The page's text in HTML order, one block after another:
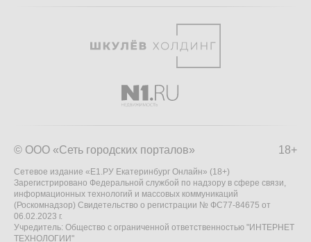
18+
© ООО «Сеть городских порталов»
Сетевое издание «Е1.РУ Екатеринбург Онлайн» (18+)
Зарегистрировано Федеральной службой по надзору в сфере связи,
информационных технологий и массовых коммуникаций
(Роскомнадзор) Свидетельство о регистрации № ФС77-84675 от
06.02.2023 г.
Учредитель: Общество с ограниченной ответственностью "ИНТЕРНЕТ
ТЕХНОЛОГИИ"